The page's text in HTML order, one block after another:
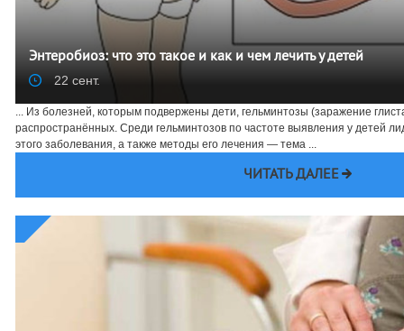
Энтеробиоз: что это такое и как и чем лечить у детей
22 сент.
... Из болезней, которым подвержены дети, гельминтозы (заражение
распространённых. Среди гельминтозов по частоте выявления у детей
этого заболевания, а также методы его лечения — тема ...
ЧИТАТЬ ДАЛЕЕ